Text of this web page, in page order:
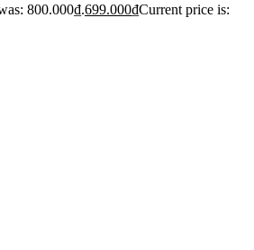
800.000₫.699.000₫Current price is: